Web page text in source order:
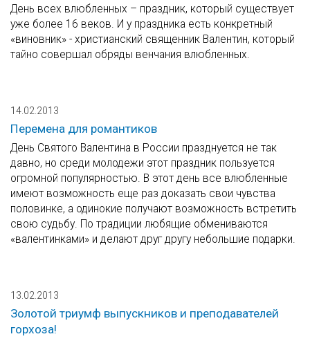
День всех влюбленных – праздник, который существует
уже более 16 веков. И у праздника есть конкретный
«виновник» - христианский священник Валентин, который
тайно совершал обряды венчания влюбленных.
14.02.2013
Перемена для романтиков
День Святого Валентина в России празднуется не так
давно, но среди молодежи этот праздник пользуется
огромной популярностью. В этот день все влюбленные
имеют возможность еще раз доказать свои чувства
половинке, а одинокие получают возможность встретить
свою судьбу. По традиции любящие обмениваются
«валентинками» и делают друг другу небольшие подарки.
13.02.2013
Золотой триумф выпускников и преподавателей
горхоза!